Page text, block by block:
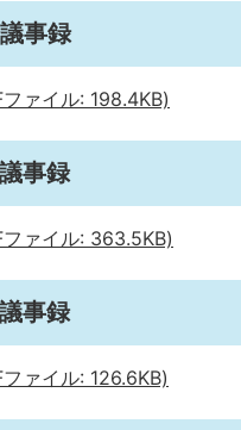
事録
ァイル: 198.4KB)
事録
ァイル: 363.5KB)
事録
ァイル: 126.6KB)